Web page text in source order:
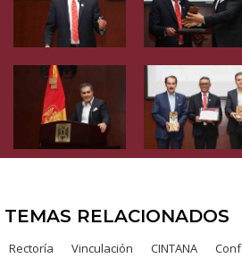
TEMAS RELACIONADOS
Rectoría Vinculación CINTANA